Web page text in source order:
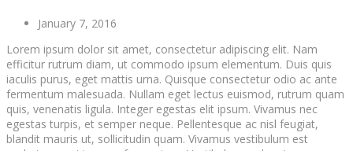
January 7, 2016
Lorem ipsum dolor sit amet, consectetur adipiscing elit. Nam
efficitur rutrum diam, ut commodo ipsum elementum. Duis quis
iaculis purus, eget mattis urna. Quisque consectetur odio ac ante
fermentum malesuada. Nullam eget lectus euismod, rutrum quam
quis, venenatis ligula. Integer egestas elit ipsum. Vivamus nec
egestas turpis, et semper neque. Pellentesque ac nisl feugiat,
blandit mauris ut, sollicitudin quam. Vivamus vestibulum est